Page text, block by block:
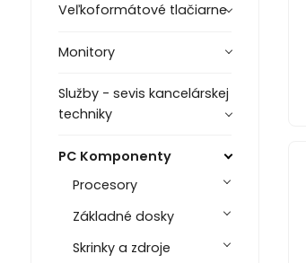
Veľkoformátové tlačiarne
Monitory
Služby - sevis kancelárskej
techniky
PC Komponenty
Procesory
Základné dosky
Skrinky a zdroje